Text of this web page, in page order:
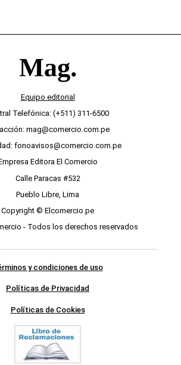
Equipo editorial
Telefónica: (+511) 311-6500
mag@comercio.com.pe
fonoavisos@comercio.com.pe
Editora El Comercio
Calle Paracas #532
Pueblo Libre, Lima
Copyright © Elcomercio.pe
- Todos los derechos reservados
y condiciones de uso
Políticas de Privacidad
Políticas de Cookies